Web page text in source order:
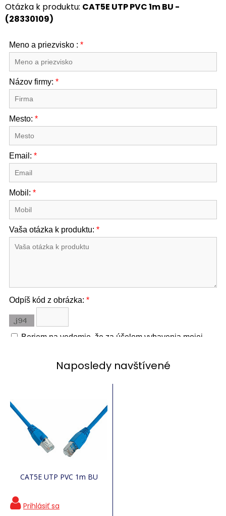
Otázka k produktu: CAT5E UTP PVC 1m BU -
(28330109)
Naposledy navštívené
CAT5E UTP PVC 1m BU